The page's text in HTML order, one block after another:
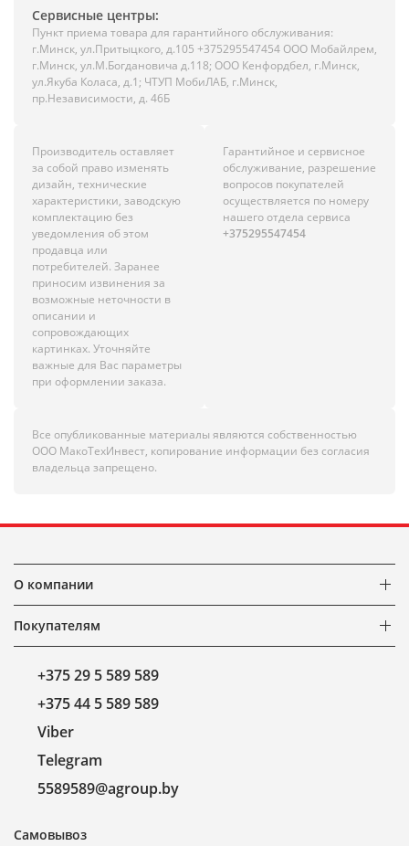
Сервисные центры:
Пункт приема товара для гарантийного обслуживания:
г.Минск, ул.Притыцкого, д.105 +375295547454 ООО Мобайлрем,
г.Минск, ул.М.Богдановича д.118; ООО Кенфордбел, г.Минск,
ул.Якуба Коласа, д.1; ЧТУП МобиЛАБ, г.Минск,
пр.Независимости, д. 46Б
Производитель оставляет
за собой право изменять
дизайн, технические
характеристики, заводскую
комплектацию без
уведомления об этом
продавца или
потребителей. Заранее
приносим извинения за
возможные неточности в
описании и
сопровождающих
картинках. Уточняйте
важные для Вас параметры
при оформлении заказа.
Гарантийное и сервисное
обслуживание, разрешение
вопросов покупателей
осуществляется по номеру
нашего отдела сервиса
+375295547454
Все опубликованные материалы являются собственностью
ООО МакоТехИнвест, копирование информации без согласия
владельца запрещено.
О компании
Покупателям
+375 29 5 589 589
+375 44 5 589 589
Viber
Telegram
5589589@agroup.by
Самовывоз